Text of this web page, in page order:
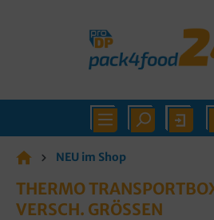
NEU im Shop
THERMO
VERSCH. GRÖSSEN